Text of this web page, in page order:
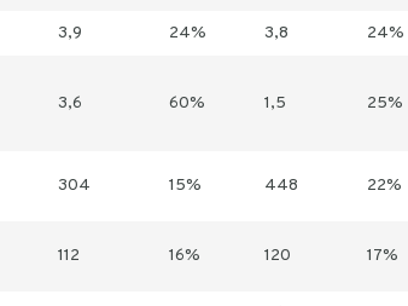
3,9 24% 3,8 24%
3,6 60% 1,5 25%
304 15% 448 22%
112 16% 120 17%